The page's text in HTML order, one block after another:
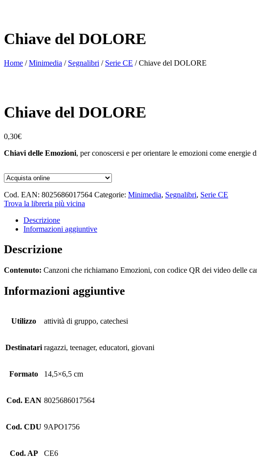
Chiave del DOLORE
Home /Minimedia / Segnalibri / Serie CE / Chiave del DOLORE
Chiave del DOLORE
0,30€
Chiavi delle Emozioni, per conoscersi e per orientare le emozioni come energie
Cod. EAN: 8025686017564 Categorie: Minimedia, Segnalibri, Serie CE
Trova la libreria più vicina
Descrizione
Informazioni aggiuntive
Descrizione
Contenuto: Canzoni che richiamano Emozioni, con codice QR dei video delle
Informazioni aggiuntive
Utilizzo attività di gruppo, catechesi
Destinatari ragazzi, teenager, educatori, giovani
Formato 14,5×6,5 cm
Cod. EAN 8025686017564
Cod. CDU 9APO1756
Cod. AP CE6